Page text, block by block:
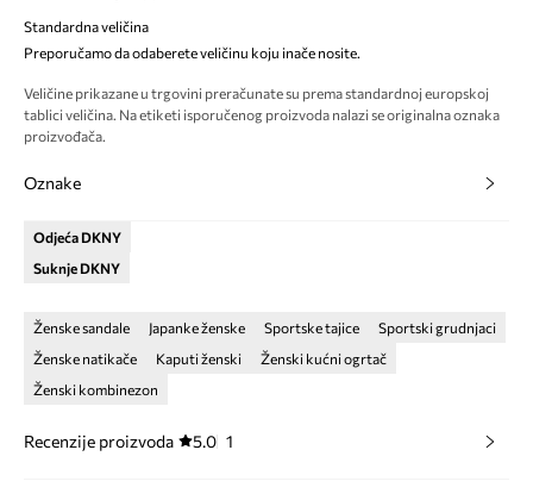
Standardna veličina
Preporučamo da odaberete veličinu koju inače nosite.
Veličine prikazane u trgovini preračunate su prema standardnoj europskoj
tablici veličina. Na etiketi isporučenog proizvoda nalazi se originalna oznaka
proizvođača.
Oznake
Odjeća DKNY
Suknje DKNY
Ženske sandale Japanke ženske Sportske tajice
Sportski grudnjaci
Ženske natikače
Kaputi ženski
Ženski kućni ogrtač
Ženski kombinezon
Recenzije proizvoda 5.0 1